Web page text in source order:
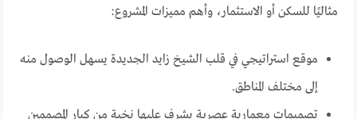
مثاليًا للسكن أو الاستثمار، وأهم مميزات المشروع:
موقع استراتيجي في قلب الشيخ زايد الجديدة يسهل الوصول منه
إلى مختلف المناطق.
تصميمات معمارية عصرية يشرف عليها نخبة من كبار المصممين